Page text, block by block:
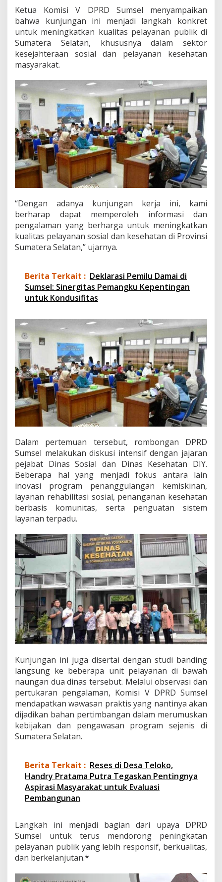
D
i
n
a
s
o
l
d
a
n
D
i
n
a
s
K
e
e
h
a
t
a
g
y
a
r
t
a
Ketua Komisi V DPRD Sumsel menyampaikan
bahwa kunjungan ini menjadi langkah konkret
untuk meningkatkan kualitas pelayanan publik di
Sumatera Selatan, khususnya dalam sektor
kesejahteraan sosial dan pelayanan kesehatan
masyarakat.
“Dengan adanya kunjungan kerja ini, kami
berharap dapat memperoleh informasi dan
pengalaman yang berharga untuk meningkatkan
kualitas pelayanan sosial dan kesehatan di Provinsi
Sumatera Selatan,” ujarnya.
Berita Terkait : Deklarasi Pemilu Damai di
Sumsel: Sinergitas Pemangku Kepentingan
untuk Kondusifitas
Dalam pertemuan tersebut, rombongan DPRD
Sumsel melakukan diskusi intensif dengan jajaran
pejabat Dinas Sosial dan Dinas Kesehatan DIY.
Beberapa hal yang menjadi fokus antara lain
inovasi program penanggulangan kemiskinan,
layanan rehabilitasi sosial, penanganan kesehatan
berbasis komunitas, serta penguatan sistem
layanan terpadu.
Kunjungan ini juga disertai dengan studi banding
langsung ke beberapa unit pelayanan di bawah
naungan dua dinas tersebut. Melalui observasi dan
pertukaran pengalaman, Komisi V DPRD Sumsel
mendapatkan wawasan praktis yang nantinya akan
dijadikan bahan pertimbangan dalam merumuskan
kebijakan dan pengawasan program sejenis di
Sumatera Selatan.
Berita Terkait : Reses di Desa Teloko,
Handry Pratama Putra Tegaskan Pentingnya
Aspirasi Masyarakat untuk Evaluasi
Pembangunan
Langkah ini menjadi bagian dari upaya DPRD
Sumsel untuk terus mendorong peningkatan
pelayanan publik yang lebih responsif, berkualitas,
dan berkelanjutan.*